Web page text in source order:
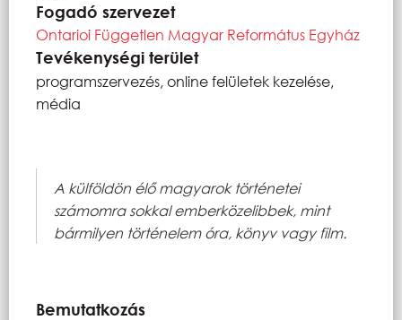
Fogadó szervezet
Ontarioi Független Magyar Református Egyház
Tevékenységi terület
programszervezés, online felületek kezelése,
média
A külföldön élő magyarok történetei
számomra sokkal emberközelibbek, mint
bármilyen történelem óra, könyv vagy film.
Bemutatkozás